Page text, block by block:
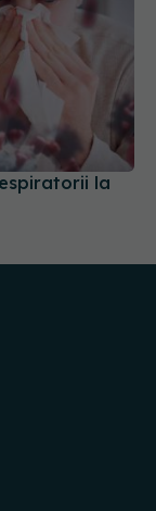
la